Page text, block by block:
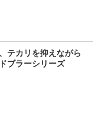
テカリを抑えながら
ブラーシリーズ